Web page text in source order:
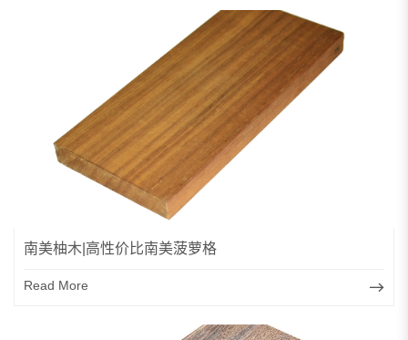
南美柚木|高性价比南美菠萝格
Read More